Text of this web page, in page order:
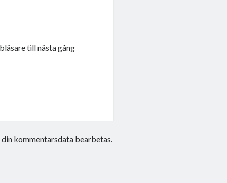
till nästa gång
din kommentarsdata bearbetas.